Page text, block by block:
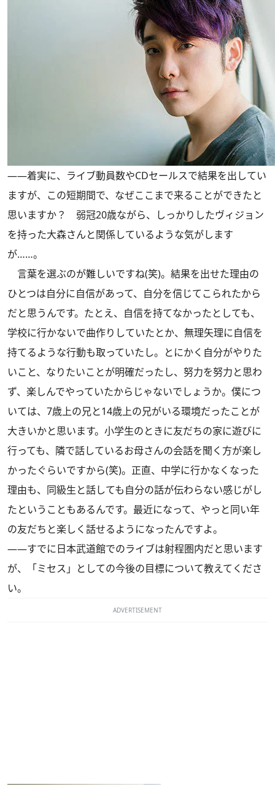
――着実に、ライブ動員数やCDセールスで結果を出してい
ますが、この短期間で、なぜここまで来ることができたと
思いますか？ 弱冠20歳ながら、しっかりしたヴィジョン
を持った大森さんと関係しているような気がします
が……。
言葉を選ぶのが難しいですね(笑)。結果を出せた理由の
ひとつは自分に自信があって、自分を信じてこられたから
だと思うんです。たとえ、自信を持てなかったとしても、
学校に行かないで曲作りしていたとか、無理矢理に自信を
持てるような行動も取っていたし。とにかく自分がやりた
いこと、なりたいことが明確だったし、努力を努力と思わ
ず、楽しんでやっていたからじゃないでしょうか。僕につ
いては、7歳上の兄と14歳上の兄がいる環境だったことが
大きいかと思います。小学生のときに友だちの家に遊びに
行っても、隣で話しているお母さんの会話を聞く方が楽し
かったぐらいですから(笑)。正直、中学に行かなくなった
理由も、同級生と話しても自分の話が伝わらない感じがし
たということもあるんです。最近になって、やっと同い年
の友だちと楽しく話せるようになったんですよ。
――すでに日本武道館でのライブは射程圏内だと思います
が、「ミセス」としての今後の目標について教えてくださ
い。
ADVERTISEMENT